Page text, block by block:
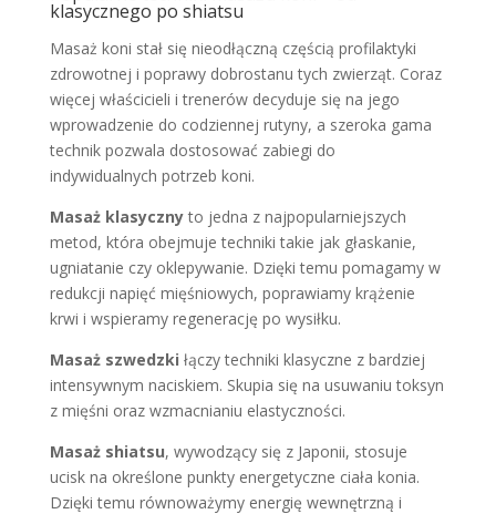
klasycznego po shiatsu
Masaż koni stał się nieodłączną częścią profilaktyki
zdrowotnej i poprawy dobrostanu tych zwierząt. Coraz
więcej właścicieli i trenerów decyduje się na jego
wprowadzenie do codziennej rutyny, a szeroka gama
technik pozwala dostosować zabiegi do
indywidualnych potrzeb koni.
Masaż klasycznyto jedna z najpopularniejszych
metod, która obejmuje techniki takie jak głaskanie,
ugniatanie czy oklepywanie. Dzięki temu pomagamy w
redukcji napięć mięśniowych, poprawiamy krążenie
krwi i wspieramy regenerację po wysiłku.
Masaż szwedzki łączy techniki klasyczne z bardziej
intensywnym naciskiem. Skupia się na usuwaniu toksyn
z mięśni oraz wzmacnianiu elastyczności.
Masaż shiatsu, wywodzący się z Japonii, stosuje
ucisk na określone punkty energetyczne ciała konia.
Dzięki temu równoważymy energię wewnętrzną i